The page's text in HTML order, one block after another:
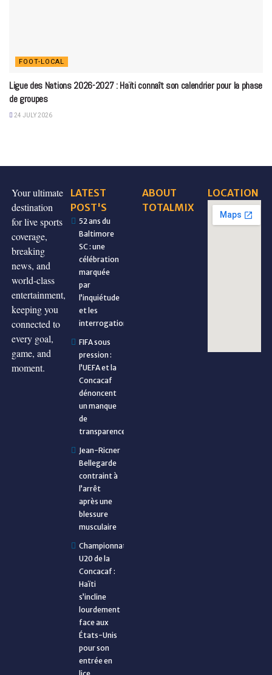
FOOT-LOCAL
Ligue des Nations 2026-2027 : Haïti connaît son calendrier pour la phase
de groupes
24 JULY 2026
Your ultimate
destination
for live sports
coverage,
breaking
news, and
world-class
entertainment,
keeping you
connected to
every goal,
game, and
moment.
LATEST
POST'S
52 ans du
Baltimore
SC : une
célébration
marquée
par
l’inquiétude
et les
interrogations
FIFA sous
pression :
l’UEFA et la
Concacaf
dénoncent
un manque
de
transparence
Jean-Ricner
Bellegarde
contraint à
l’arrêt
après une
blessure
musculaire
Championnat
U20 de la
Concacaf :
Haïti
s’incline
lourdement
face aux
États-Unis
pour son
entrée en
ABOUT
TOTALMIX
LOCATION